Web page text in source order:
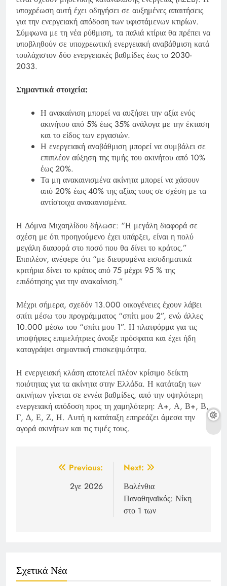
υποχρέωση αυτή έχει οδηγήσει σε αυξημένες απαιτήσεις
για την ενεργειακή απόδοση των υφιστάμενων κτιρίων.
Σύμφωνα με τη νέα ρύθμιση, τα παλιά κτίρια θα πρέπει να
υποβληθούν σε υποχρεωτική ενεργειακή αναβάθμιση κατά
τουλάχιστον δύο ενεργειακές βαθμίδες έως το 2030-
2033.
Σημαντικά στοιχεία:
Η ανακαίνιση μπορεί να αυξήσει την αξία ενός
ακινήτου από 5% έως 35% ανάλογα με την έκταση
και το είδος των εργασιών.
Η ενεργειακή αναβάθμιση μπορεί να συμβάλει σε
επιπλέον αύξηση της τιμής του ακινήτου από 10%
έως 20%.
Τα μη ανακαινισμένα ακίνητα μπορεί να χάσουν
από 20% έως 40% της αξίας τους σε σχέση με τα
αντίστοιχα ανακαινισμένα.
Η Δόμνα Μιχαηλίδου δήλωσε: “Η μεγάλη διαφορά σε
σχέση με ότι προηγούμενο έχει υπάρξει, είναι η πολύ
μεγάλη διαφορά στο ποσό που θα δίνει το κράτος.”
Επιπλέον, ανέφερε ότι “με διευρυμένα εισοδηματικά
κριτήρια δίνει το κράτος από 75 μέχρι 95 % της
επιδότησης για την ανακαίνιση.”
Μέχρι σήμερα, σχεδόν 13.000 οικογένειες έχουν λάβει
σπίτι μέσω του προγράμματος “σπίτι μου 2”, ενώ άλλες
10.000 μέσω του “σπίτι μου 1”. Η πλατφόρμα για τις
υποψήφιες επιμελήτριες άνοιξε πρόσφατα και έχει ήδη
καταγράψει σημαντική επισκεψιμότητα.
Η ενεργειακή κλάση αποτελεί πλέον κρίσιμο δείκτη
ποιότητας για τα ακίνητα στην Ελλάδα. Η κατάταξη των
ακινήτων γίνεται σε εννέα βαθμίδες, από την υψηλότερη
ενεργειακή απόδοση προς τη χαμηλότερη: Α+, Α, Β+, Β,
Γ, Δ, Ε, Ζ, Η. Αυτή η κατάταξη επηρεάζει άμεσα την
αγορά ακινήτων και τις τιμές τους.
navigation
Previous:
2γε 2026
Next:
Βαλένθια
Παναθηναϊκός: Νίκη
στο 1 των
Σχετικά Νέα